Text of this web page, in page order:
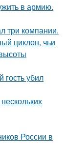
в армию.
три компании.
циклон, чьи
гость убил
России в